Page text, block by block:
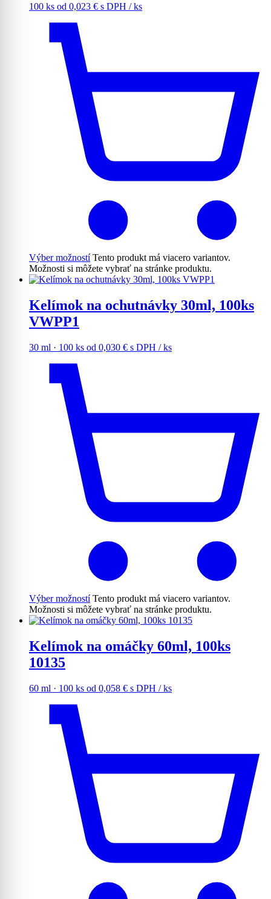
100 ks od 0,023 € s DPH / ks
Výber možností Tento produkt má viacero variantov.
Možnosti si môžete vybrať na stránke produktu.
Kelímok na ochutnávky 30ml, 100ks
VWPP1
30 ml · 100 ks od 0,030 € s DPH / ks
Výber možností Tento produkt má viacero variantov.
Možnosti si môžete vybrať na stránke produktu.
Kelímok na omáčky 60ml, 100ks
10135
60 ml · 100 ks od 0,058 € s DPH / ks